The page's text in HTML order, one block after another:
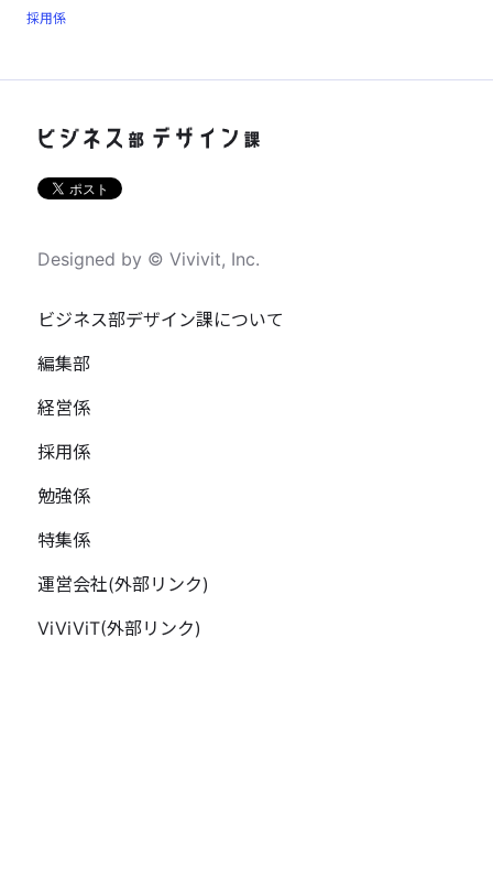
採用係
Designed by © Vivivit, Inc.
ビジネス部デザイン課について
編集部
経営係
採用係
勉強係
特集係
運営会社(外部リンク)
ViViViT(外部リンク)